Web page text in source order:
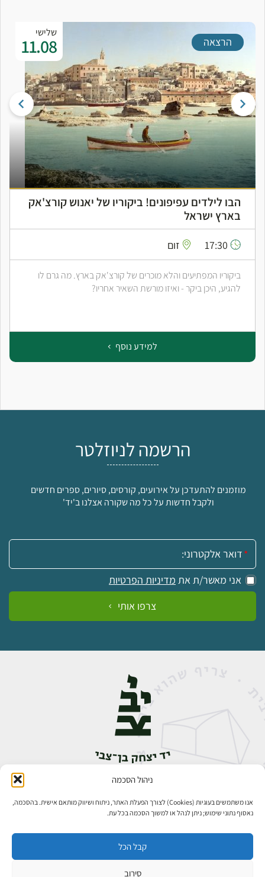
ניהול הסכמה
אנו משתמשים בעוגיות (Cookies) לצורך הפעלת האתר, ניתוח ושיווק מותאם אישית. בהסכמה,
נאסוף נתוני שימוש; ניתן לנהל או למשוך הסכמה בכל עת.
קבל הכל
סירוב
שלישי
11.08 הרצאה
הבו לילדים עפיפונים! ביקוריו של יאנוש קורצ'אק
בארץ ישראל
זום
ביקוריו המפתיעים והלא מוכרים של קורצ'אק בארץ. מה גרם לו
להגיע, היכן ביקר - ואיזו מורשת השאיר אחריו?
למידע נוסף
הרשמה לניוזלטר
מוזמנים להתעדכן על אירועים, קורסים, סיורים, ספרים חדשים
ולקבל חדשות על כל מה שקורה אצלנו ב'יד'
אימייל:
אני מאשר/ת את מדיניות הפרטיות
צרפו אותי
אבן גבירול 14, רחביה, ירושלים